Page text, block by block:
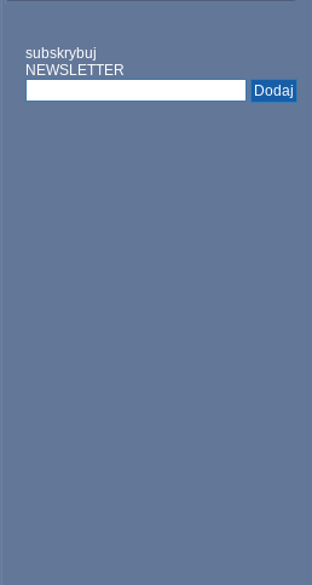
subskrybuj
NEWSLETTER